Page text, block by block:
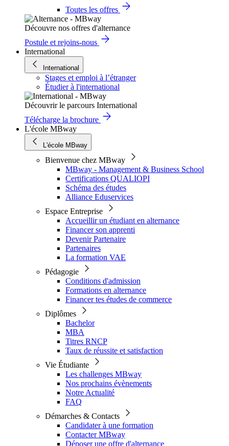
Toutes les offres
Découvre nos offres d'alternance
Postule et rejoins-nous
International
International
Stages et emploi à l’étranger
Étudier à l'international
Découvrir le parcours International
Télécharge la brochure
L'école MBway
L'école MBway
Bienvenue chez MBway
MBway - Management & Business School
Certifications QUALIOPI
Schéma des études
Alliance Eduservices
Espace Entreprise
Accueillir un étudiant en alternance
Financer son apprenti
Devenir Partenaire
Partenaires
La formation VAE
Pédagogie
Conditions d'admission
Formations en alternance
Financer tes études de commerce
Diplômes
Bachelor
MBA
Titres RNCP
Taux de réussite et satisfaction
Vie Étudiante
Les challenges MBway
Nos prochains évènements
Notre Actualité
FAQ
Démarches & Contacts
Candidater à une formation
Contacter MBway
Déposer une offre d'alternance